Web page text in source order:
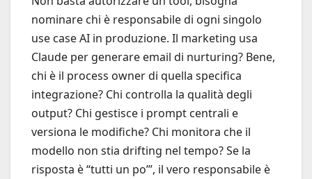
nominare chi è responsabile di ogni singolo
use case AI in produzione. Il marketing usa
Claude per generare email di nurturing? Bene,
chi è il process owner di quella specifica
integrazione? Chi controlla la qualità degli
output? Chi gestisce i prompt centrali e
versiona le modifiche? Chi monitora che il
modello non stia drifting nel tempo? Se la
risposta è “tutti un po’”, il vero responsabile è